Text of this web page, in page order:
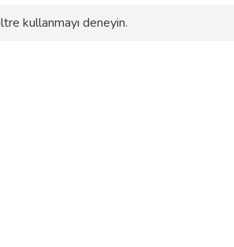
kullanmayı deneyin.